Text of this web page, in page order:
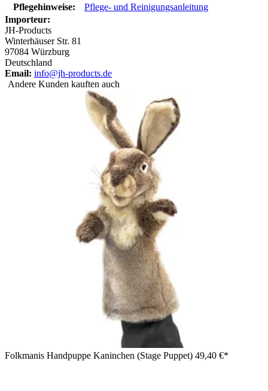
Pflegehinweise:
Pflege- und Reinigungsanleitung
Importeur:
JH-Products
Winterhäuser Str. 81
97084 Würzburg
Deutschland
Email: info@jh-products.de
Andere Kunden kauften auch
Folkmanis Handpuppe Kaninchen (Stage Puppet) 49,40 €*